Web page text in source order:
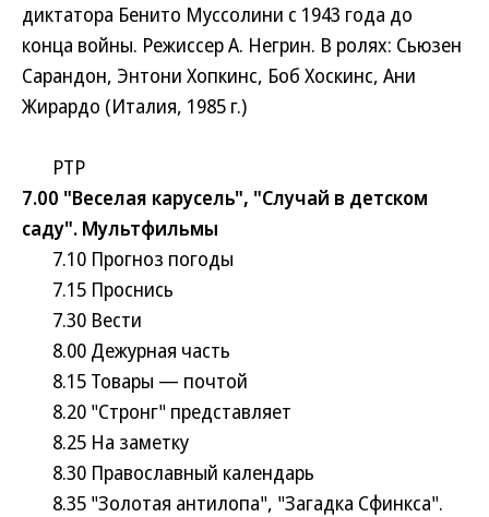
диктатора Бенито Муссолини с 1943 года до
конца войны. Режиссер А. Негрин. В ролях: Сьюзен
Сарандон, Энтони Хопкинс, Боб Хоскинс, Ани
Жирардо (Италия, 1985 г.)
РТР
7.00 "Веселая карусель", "Случай в детском
саду". Мультфильмы
7.10 Прогноз погоды
7.15 Проснись
7.30 Вести
8.00 Дежурная часть
8.15 Товары — почтой
8.20 "Стронг" представляет
8.25 На заметку
8.30 Православный календарь
8.35 "Золотая антилопа", "Загадка Сфинкса".